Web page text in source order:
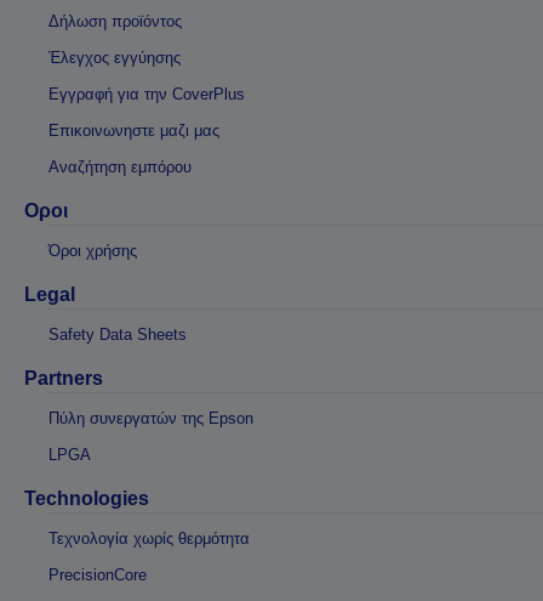
Δήλωση προϊόντος
Έλεγχος εγγύησης
Εγγραφή για την CoverPlus
Επικοινωνηστε μαζι μας
Αναζήτηση εμπόρου
Οροι
Όροι χρήσης
Legal
Safety Data Sheets
Partners
Πύλη συνεργατών της Epson
LPGA
Technologies
Τεχνολογία χωρίς θερμότητα
PrecisionCore